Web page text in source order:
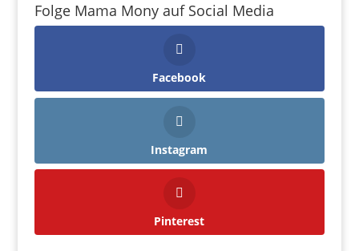
Folge Mama Mony auf Social Media
Facebook
Instagram
Pinterest